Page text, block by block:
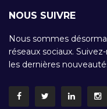
NOUS SUIVRE
Nous sommes
réseaux sociaux.
les dernières